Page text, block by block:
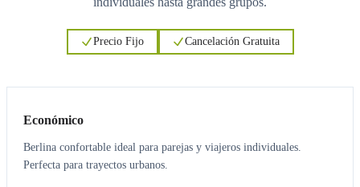
Precio Fijo Cancelación Gratuita
Económico
Berlina confortable ideal para parejas y viajeros individuales.
Perfecta para trayectos urbanos.